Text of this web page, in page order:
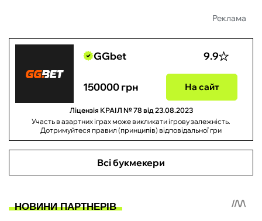
Реклама
GGbet 9.9
150000 грн На сайт
Ліцензія КРАІЛ № 78 від 23.08.2023
Участь в азартних іграх може викликати ігрову залежність.
Дотримуйтеся правил (принципів) відповідальної гри
Всі букмекери